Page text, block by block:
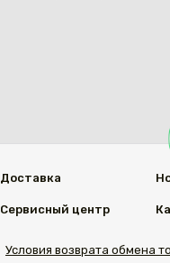
Доставка
Сервисный центр
Условия возврата обмена